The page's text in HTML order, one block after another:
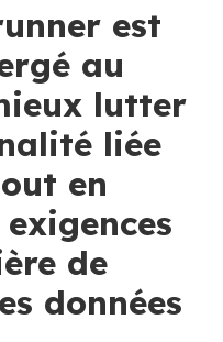
est
au
lutter
liée
en
de
données